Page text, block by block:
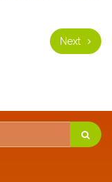
Next